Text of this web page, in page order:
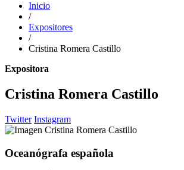
Inicio
/
Expositores
/
Cristina Romera Castillo
Expositora
Cristina Romera Castillo
Twitter Instagram
Oceanógrafa española